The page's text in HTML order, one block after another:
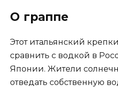
О граппе
Этот итальянский
сравнить с водкой в
Японии. Жители
отведать собственную